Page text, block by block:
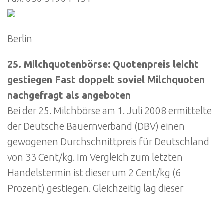
Berlin
25. Milchquotenbörse: Quotenpreis leicht
gestiegen Fast doppelt soviel Milchquoten
nachgefragt als angeboten
Bei der 25. Milchbörse am 1. Juli 2008 ermittelte
der Deutsche Bauernverband (DBV) einen
gewogenen Durchschnittpreis für Deutschland
von 33 Cent/kg. Im Vergleich zum letzten
Handelstermin ist dieser um 2 Cent/kg (6
Prozent) gestiegen. Gleichzeitig lag dieser